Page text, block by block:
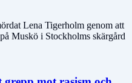
Lena Tigerholm genom att
Muskö i Stockholms skärgård